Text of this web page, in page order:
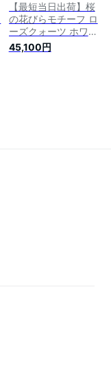
【最短当日出荷】桜
の花びらモチーフ ロ
ーズクォーツ ホワイ
トトパーズ K10 ピン
クゴールド アメリカ
45,100円